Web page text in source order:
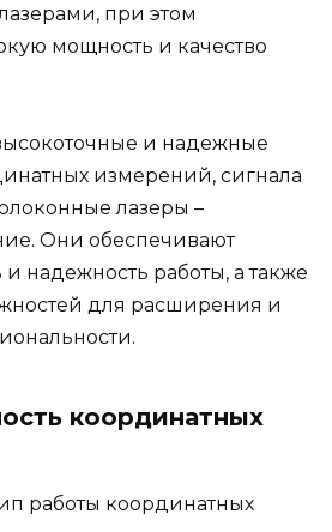
при этом
мощность и качество
и надежные
измерений, сигнала
лазеры –
Они обеспечивают
надежность работы, а также
для расширения и
координатных
работы координатных